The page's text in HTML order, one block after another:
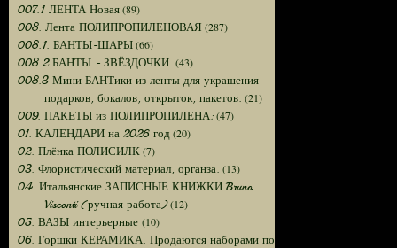
007.1 ЛЕНТА Новая(89)
008. Лента ПОЛИПРОПИЛЕНОВАЯ (287)
008.1. БАНТЫ-ШАРЫ(66)
008.2 БАНТЫ - ЗВЁЗДОЧКИ. (43)
008.3 Мини БАНТики из ленты для украшения
подарков, бокалов, открыток, пакетов. (21)
009. ПАКЕТЫ из ПОЛИПРОПИЛЕНА:(47)
01. КАЛЕНДАРИ на 2026 год (20)
02. Плёнка ПОЛИСИЛК(7)
03. Флористический материал, органза. (13)
04. Итальянские ЗАПИСНЫЕ КНИЖКИ Bruno
Visconti (ручная работа)(12)
05. ВАЗЫ интерьерные (10)
06. Горшки КЕРАМИКА. Продаются наборами по